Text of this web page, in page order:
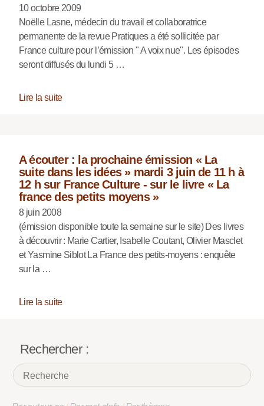
10 octobre 2009
Noëlle Lasne, médecin du travail et collaboratrice
permanente de la revue Pratiques a été sollicitée par
France culture pour l’émission " A voix nue". Les épisodes
seront diffusés du lundi 5 …
Lire la suite
A écouter : la prochaine émission « La
suite dans les idées » mardi 3 juin de 11 h à
12 h sur France Culture - sur le livre « La
france des petits moyens »
8 juin 2008
(émission disponible toute la semaine sur le site) Des livres
à découvrir : Marie Cartier, Isabelle Coutant, Olivier Masclet
et Yasmine Siblot La France des petits-moyens : enquête
sur la …
Lire la suite
Rechercher :